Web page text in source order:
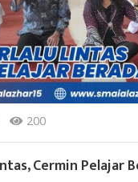
200
Cermin Pelajar